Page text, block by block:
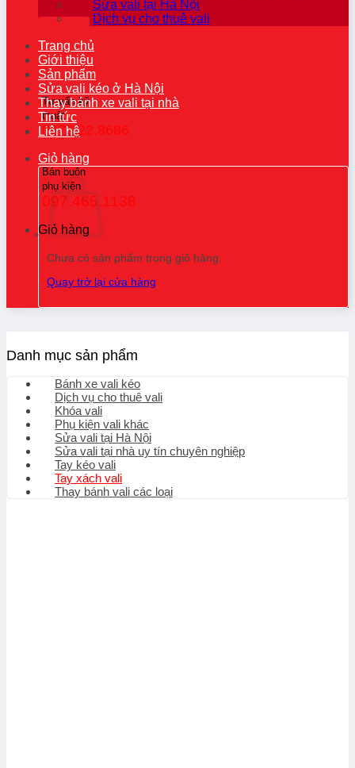
Tư vấn kỹ
thuật
0976.22.8686
Bán buôn
phụ kiện
097.465.1138
Giỏ hàng
Sửa vali tại Hà Nội
Dịch vụ cho thuê vali
Trang chủ
Giới thiệu
Sản phẩm
Sửa vali kéo ở Hà Nội
Thay bánh xe vali tại nhà
Tin tức
Liên hệ
Giỏ hàng
Chưa có sản phẩm trong giỏ hàng.
Quay trở lại cửa hàng
Danh mục sản phẩm
Bánh xe vali kéo
Dịch vụ cho thuê vali
Khóa vali
Phụ kiện vali khác
Sửa vali tại Hà Nội
Sửa vali tại nhà uy tín chuyên nghiệp
Tay kéo vali
Tay xách vali
Thay bánh vali các loại